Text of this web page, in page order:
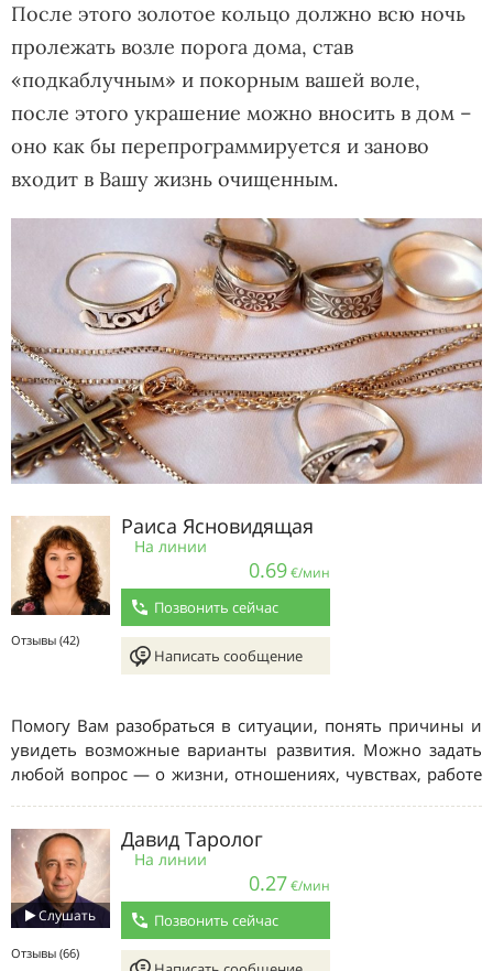
После этого золотое кольцо должно всю ночь
пролежать возле порога дома, став
«подкаблучным» и покорным вашей воле,
после этого украшение можно вносить в дом –
оно как бы перепрограммируется и заново
входит в Вашу жизнь очищенным.